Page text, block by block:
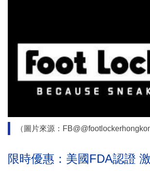
（圖片來源：
限時優惠：美國FDA認證